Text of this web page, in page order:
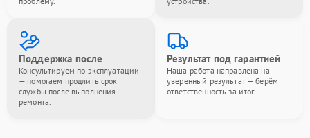
Поддержка после
Консультируем по эксплуатации
— помогаем продлить срок
службы после выполнения
ремонта.
Результат под гарантией
Наша работа направлена на
уверенный результат — берём
ответственность за итог.